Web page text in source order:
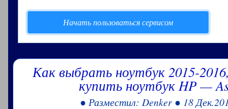
Начать пользоваться сервисом
Как выбрать ноутбук 2015-
купить ноутбук HP —
● Разместил: Denker ● 18